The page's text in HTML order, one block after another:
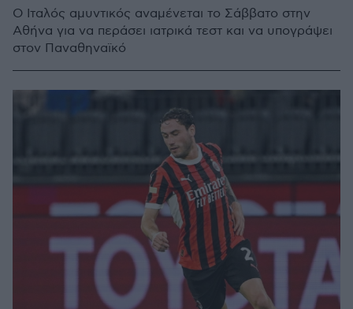
Ο Ιταλός αμυντικός αναμένεται το Σάββατο στην
Αθήνα για να περάσει ιατρικά τεστ και να υπογράψει
στον Παναθηναϊκό